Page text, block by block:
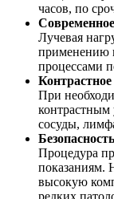
часов, по
Лучевая
применению
процессами
Контрастное
При
контрастным
сосуды,
Безопасность
Процедура
показаниям.
высокую
редких